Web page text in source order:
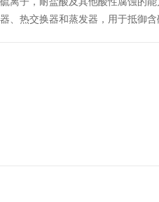
、热交换器和蒸发器，用于抵御